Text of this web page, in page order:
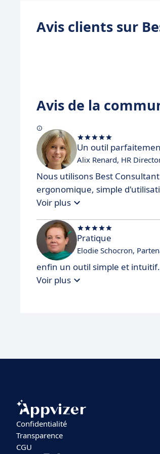
Avis clients sur
Avis de la
Un outil
Alix Renard, HR
Nous utilisons Best
ergonomique, simple
Voir plus
Pratique
Elodie Schocron,
enfin un outil simple et
Voir plus
Confidentialité
Transparence
CGU